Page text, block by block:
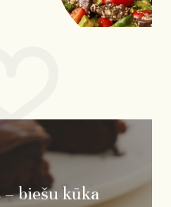
– biešu kūka